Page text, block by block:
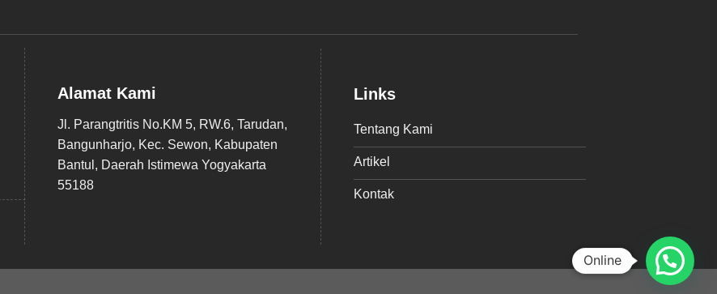
Alamat Kami
Jl. Parangtritis No.KM 5, RW.6, Tarudan,
Bangunharjo, Kec. Sewon, Kabupaten
Bantul, Daerah Istimewa Yogyakarta
55188
Links
Tentang Kami
Artikel
Kontak
Online